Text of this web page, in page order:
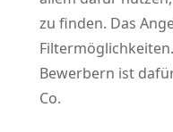
zu finden. Das
Bewerbern ist
Co.